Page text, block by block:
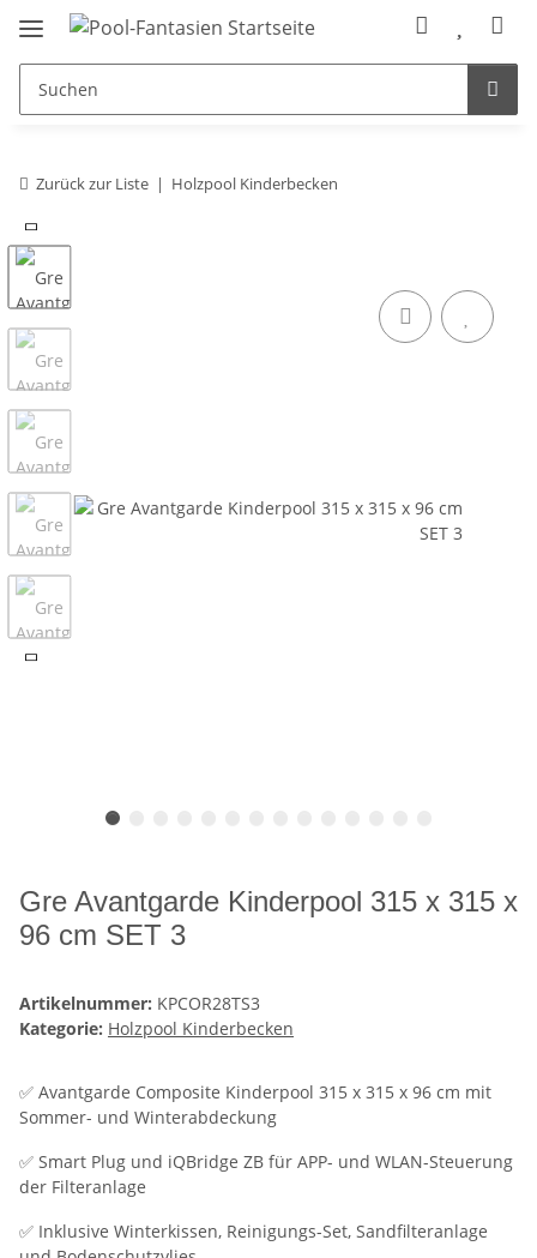
Zurück zur Liste Holzpool Kinderbecken
Gre Avantgarde Kinderpool 315 x 315 x
96 cm SET 3
Artikelnummer: KPCOR28TS3
Kategorie: Holzpool Kinderbecken
✅ Avantgarde Composite Kinderpool 315 x 315 x 96 cm mit
Sommer- und Winterabdeckung
✅ Smart Plug und iQBridge ZB für APP- und WLAN-Steuerung
der Filteranlage
✅ Inklusive Winterkissen, Reinigungs-Set, Sandfilteranlage